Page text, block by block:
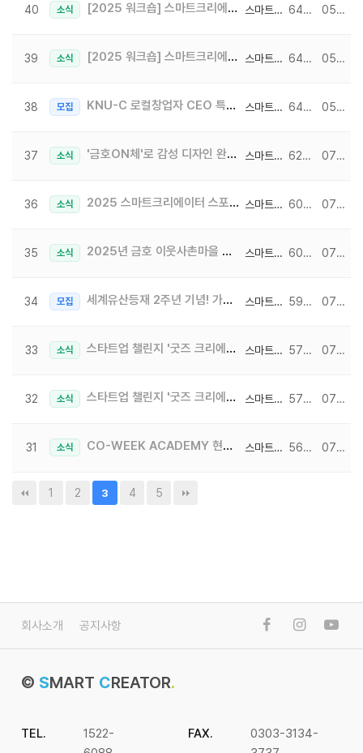
40 소식 [2025 워크숍] 스마트크리에이터 2025 일본 워크숍 여행 일기 1일차 ~ ! 스마트크리에이터 6495 05-08
39 소식 [2025 워크숍] 스마트크리에이터 2025 일본 워크숍 여행 일기 3일차(마지막 날) ~ ! 스마트크리에이터 6482 05-12
38 모집 KNU-C 로컬창업자 CEO 특강 #창업 토크콘서트 #북성로 공구빵 #선양소주 스마트크리에이터 6425 05-26
37 소식 '금호ON체'로 감성 디자인 완성하는 방법! 스마트크리에이터 6220 07-02
36 소식 2025 스마트크리에이터 스포츠데이 홈-런!♥ 스마트크리에이터 6040 07-01
35 소식 2025년 금호 이웃사촌마을 전시회 3부 OPEN 스마트크리에이터 6030 07-08
34 모집 세계유산등재 2주년 기념! 가야역사문화 골든벨(청소년/일반) 참여자를 모집합니다! 스마트크리에이터 5961 07-09
33 소식 스타트업 챌린지 '굿즈 크리에이터 캠프' 2편(마지막 날) - 나만의 이모티콘 만들기♥ 스마트크리에이터 5778 07-21
32 소식 스타트업 챌린지 '굿즈 크리에이터 캠프' 1편 - 나만의 이모티콘 만들기♥ 스마트크리에이터 5756 07-18
31 소식 CO-WEEK ACADEMY 현장 속, 고려대 세종 K-MOOC 강의 미리보기! 스마트크리에이터 5689 07-29
1 2 3 4 5
회사소개 공지사항
© SMART CREATOR.
TEL.
1522-
FAX.
0303-3134-